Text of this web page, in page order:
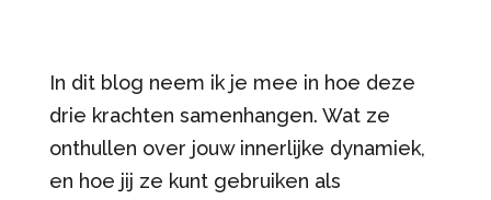
In dit blog neem ik je mee in hoe deze
drie krachten samenhangen. Wat ze
onthullen over jouw innerlijke dynamiek,
en hoe jij ze kunt gebruiken als